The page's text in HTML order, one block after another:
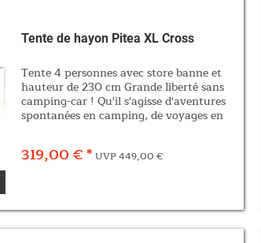
Tente de hayon Pitea XL Cross
Tente 4 personnes avec store banne et
hauteur de 230 cm Grande liberté sans
camping-car ! Qu'il s'agisse d'aventures
spontanées en camping, de voyages en
319,00 € * UVP 449,00 €